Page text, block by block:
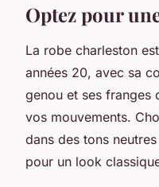
Optez pour
La robe charleston
années 20, avec sa
genou et ses franges
vos mouvements.
dans des tons
pour un look